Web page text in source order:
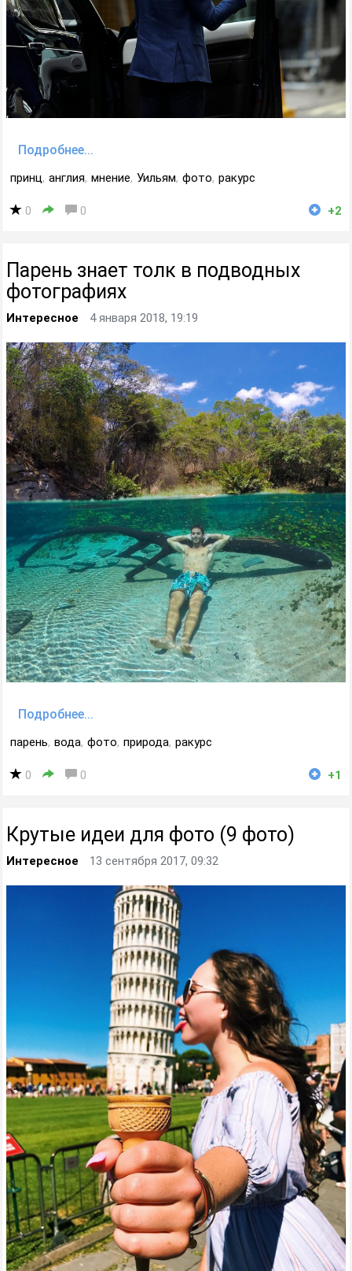
Подробнее...
принц, англия, мнение, Уильям, фото, ракурс
0 0 +2
Парень знает толк в подводных
фотографиях
Интересное 4 января 2018, 19:19
Подробнее...
парень, вода, фото, природа, ракурс
0 0 +1
Крутые идеи для фото (9 фото)
Интересное 13 сентября 2017, 09:32